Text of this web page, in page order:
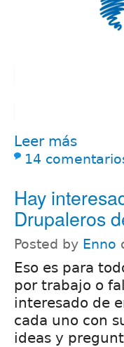
Leer más
14
Hay
Drupaleros
Posted by Enno
Eso es para
por trabajo o
interesado de
cada uno con
ideas y